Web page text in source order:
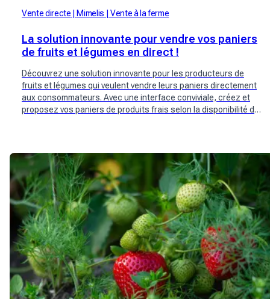
Vente directe Mimelis Vente à la ferme
La solution innovante pour vendre vos paniers
de fruits et légumes en direct !
Découvrez une solution innovante pour les producteurs de
fruits et légumes qui veulent vendre leurs paniers directement
aux consommateurs. Avec une interface conviviale, créez et
proposez vos paniers de produits frais selon la disponibilité de
directe et personnalisée.